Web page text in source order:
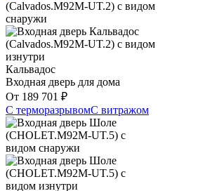
Кальвадос
Входная дверь для дома
От 189 701 ₽
С терморазрывомС витражом